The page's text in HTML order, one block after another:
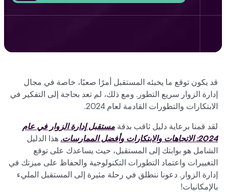
قد يكون توقع ما يخبئه المستقبل أمرًا صعبًا، خاصة في مجال
إدارة الزوار سريع التطور. ومع ذلك، لم تعد بحاجة إلى التفكير في
الابتكارات والتطورات القادمة لعام 2024.
لقد قمنا برعاية دليل ثاقب بدقة مستقبل إدارة الزوار في عام
2024: الاتجاهات والابتكارات وأفضل الممارسات.
هذا الدليل
الشامل هو بوابتك إلى المستقبل، حيث يساعدك على توقع
التغييرات واعتماد التطورات التكنولوجية والحفاظ على ميزتك في
إدارة الزوار. دعونا ننطلق في رحلة مثيرة إلى المستقبل المليء
بالإمكانيات!